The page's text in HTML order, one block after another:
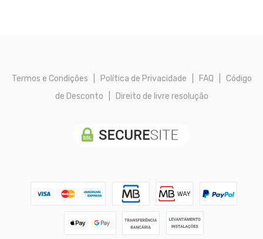
Termos e Condições Política de Privacidade FAQ
Código
de Desconto
Direito de livre resolução